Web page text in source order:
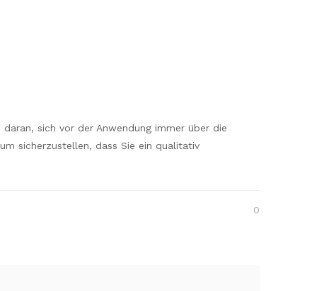
sich vor der Anwendung immer über die
sicherzustellen, dass Sie ein qualitativ
0